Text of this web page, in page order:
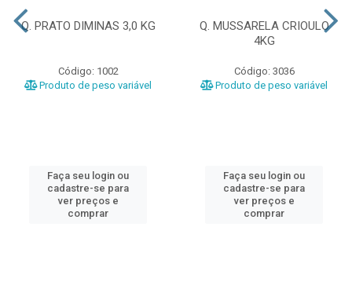
Q. PRATO DIMINAS 3,0 KG
Código: 1002
Produto de peso variável
Faça seu login ou
cadastre-se para
ver preços e
comprar
Q. MUSSARELA CRIOULO
4KG
Código: 3036
Produto de peso variável
Faça seu login ou
cadastre-se para
ver preços e
comprar